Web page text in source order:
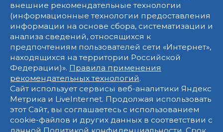
внешние рекомендательные технологии
(информационные технологии предоставления
информации на основе сбора, систематизации и
анализа сведений, относящихся к
предпочтениям пользователей сети «Интернет»,
находящихся на территории Российской
Федерации)». Правила применения
рекомендательных технологий.
Сайт использует сервисы веб-аналитики Яндекс
Метрика и LiveInternet. Продолжая использовать
этот Сайт, вы соглашаетесь с использованием
cookie-файлов и других данных в соответствии с